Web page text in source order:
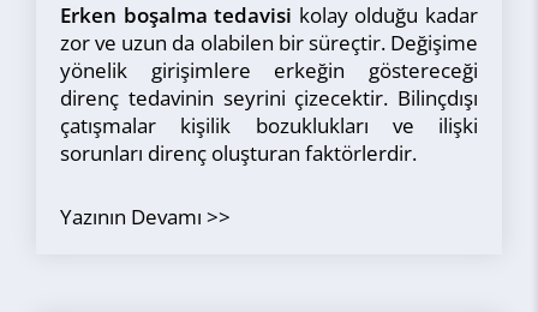
Erken boşalma tedavisi kolay olduğu kadar
zor ve uzun da olabilen bir süreçtir. Değişime
yönelik girişimlere erkeğin göstereceği
direnç tedavinin seyrini çizecektir. Bilinçdışı
çatışmalar kişilik bozuklukları ve ilişki
sorunları direnç oluşturan faktörlerdir.
Yazının Devamı